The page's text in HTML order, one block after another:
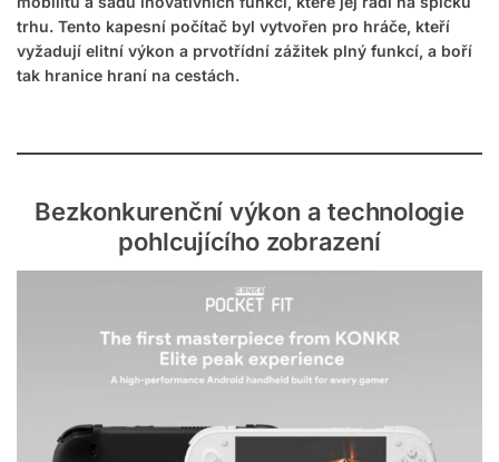
trhu. Tento kapesní počítač byl vytvořen pro hráče, kteří
vyžadují elitní výkon a prvotřídní zážitek plný funkcí, a boří
tak hranice hraní na cestách.
Bezkonkurenční výkon a technologie
pohlcujícího zobrazení